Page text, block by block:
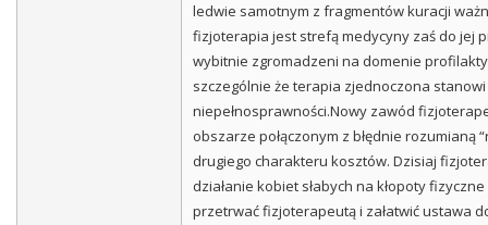
ledwie samotnym z fragmentów kuracji
fizjoterapia jest strefą medycyny zaś do jej
wybitnie zgromadzeni na domenie
szczególnie że terapia zjednoczona
niepełnosprawności.Nowy zawód
obszarze połączonym z błędnie
drugiego charakteru kosztów. Dzisiaj
działanie kobiet słabych na kłopoty
przetrwać fizjoterapeutą i załatwić ustawa